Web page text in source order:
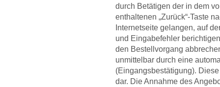
durch Betätigen der in dem
enthaltenen „Zurück“-Taste
Internetseite gelangen, auf
und Eingabefehler
den Bestellvorgang
unmittelbar durch eine
(Eingangsbestätigung).
dar. Die Annahme des